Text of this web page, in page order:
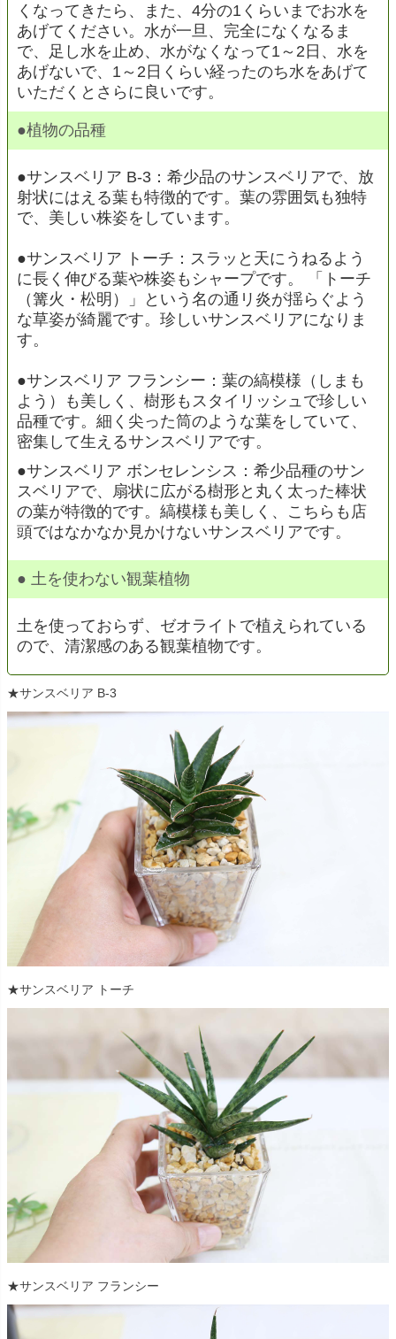
くなってきたら、また、4分の1くらいまでお水を
あげてください。水が一旦、完全になくなるま
で、足し水を止め、水がなくなって1～2日、水を
あげないで、1～2日くらい経ったのち水をあげて
いただくとさらに良いです。
●植物の品種
●サンスベリア B-3：希少品のサンスベリアで、放
射状にはえる葉も特徴的です。葉の雰囲気も独特
で、美しい株姿をしています。
●サンスベリア トーチ：スラッと天にうねるよう
に長く伸びる葉や株姿もシャープです。 「トーチ
（篝火・松明）」という名の通リ炎が揺らぐよう
な草姿が綺麗です。珍しいサンスベリアになりま
す。
●サンスベリア フランシー：葉の縞模様（しまも
よう）も美しく、樹形もスタイリッシュで珍しい
品種です。細く尖った筒のような葉をしていて、
密集して生えるサンスベリアです。
●サンスベリア ボンセレンシス：希少品種のサン
スベリアで、扇状に広がる樹形と丸く太った棒状
の葉が特徴的です。縞模様も美しく、こちらも店
頭ではなかなか見かけないサンスベリアです。
● 土を使わない観葉植物
土を使っておらず、ゼオライトで植えられている
ので、清潔感のある観葉植物です。
★サンスベリア B-3
★サンスベリア トーチ
★サンスベリア フランシー